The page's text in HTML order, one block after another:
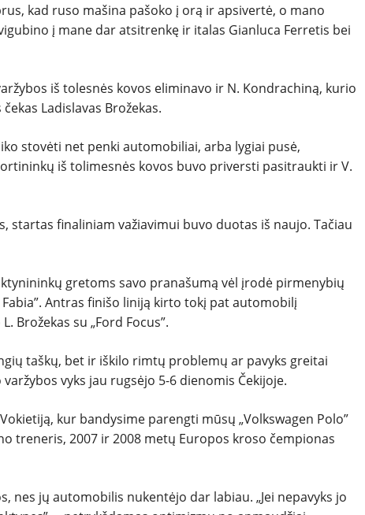
ĮVAIRENYBĖS
kad ruso mašina pašoko į orą ir apsivertė, o mano
į mane dar atsitrenkę ir italas Gianluca Ferretis bei
iš tolesnės kovos eliminavo ir N. Kondrachiną, kurio
Ladislavas Brožekas.
stovėti net penki automobiliai, arba lygiai pusė,
iš tolimesnės kovos buvo priversti pasitraukti ir V.
finaliniam važiavimui buvo duotas iš naujo. Tačiau
gretoms savo pranašumą vėl įrodė pirmenybių
Antras finišo liniją kirto tokį pat automobilį
Brožekas su „Ford Focus”.
taškų, bet ir iškilo rimtų problemų ar pavyks greitai
vyks jau rugsėjo 5-6 dienomis Čekijoje.
kur bandysime parengti mūsų „Volkswagen Polo”
treneris, 2007 ir 2008 metų Europos kroso čempionas
nes jų automobilis nukentėjo dar labiau. „Jei nepavyks jo